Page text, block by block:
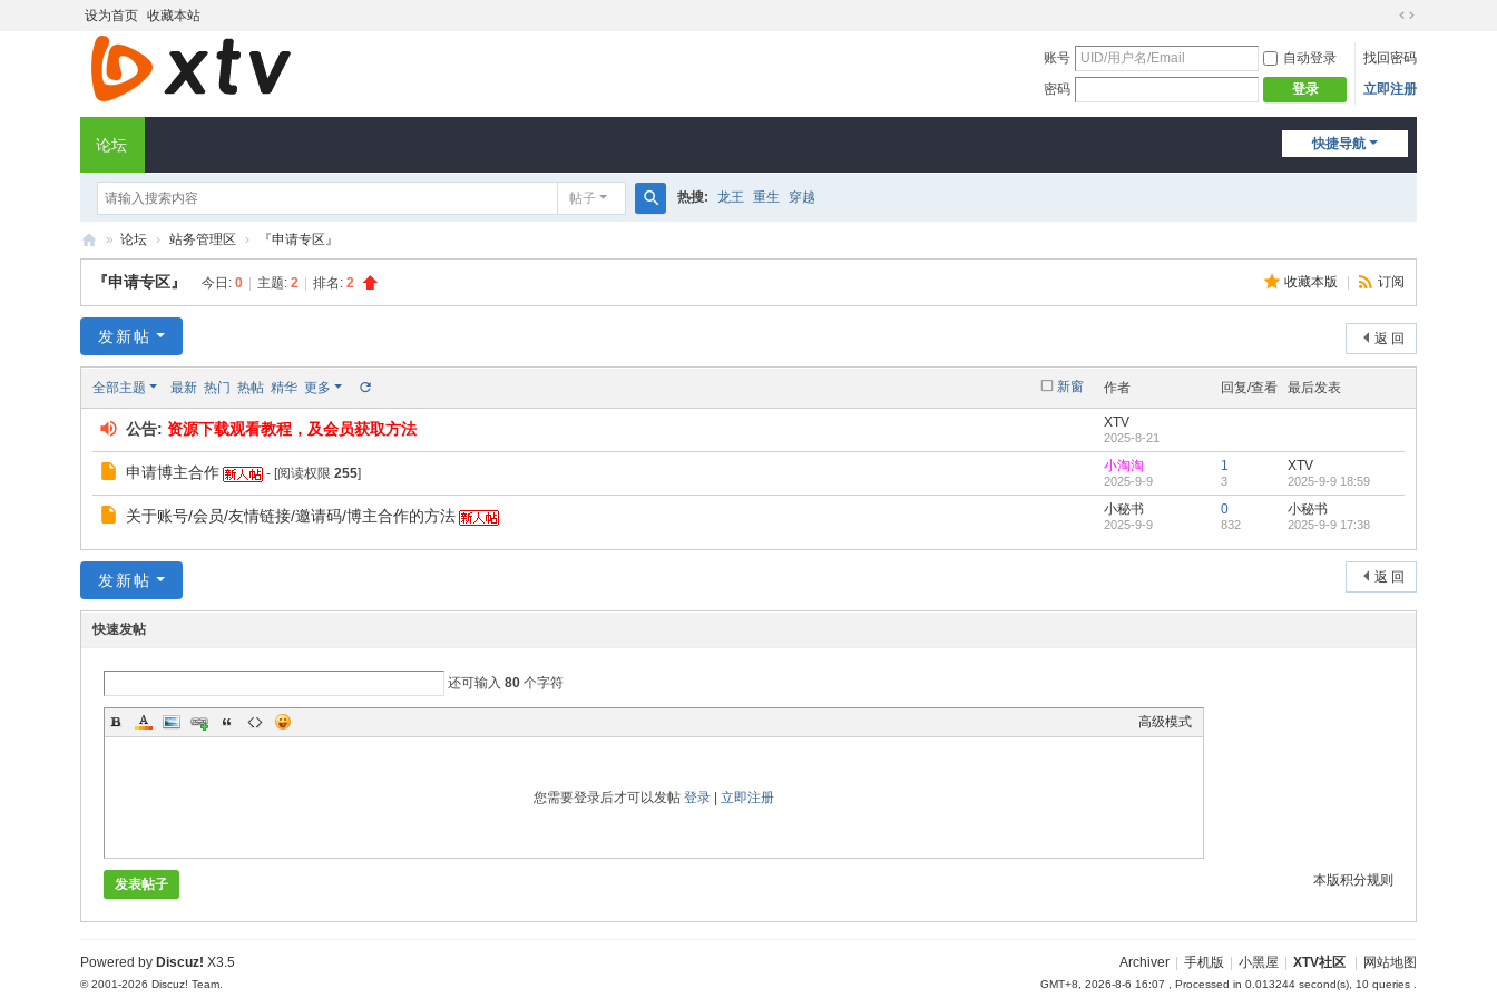
设为首页 收藏本站
换
宽
版
账号 自动登录
找回密码
密码
登录 立即注册
快捷导航
论坛
帖子
索
热搜: 龙王 重生 穿越
T
社
» 论坛 › 站务管理区 › 『申请专区』
收藏本版 订阅
『申请专区』 今日: 0 主题: 2 排名: 2
返 回
发新帖
新窗
全部主题 最新 热门 热帖 精华 更多 作者 回复/查看 最后发表
公告: 资源下载观看教程，及会员获取方法 XTV
2025-8-21
申请博主合作 - [阅读权限 255] 小淘淘
2025-9-9
1
3
XTV
2025-9-9 18:59
关于账号/会员/友情链接/邀请码/博主合作的方法 小秘书
2025-9-9
0
832
小秘书
2025-9-9 17:38
返 回
发新帖
快速发帖
还可输入 80 个字符
高级模式
您需要登录后才可以发帖 登录 立即注册
本版积分规则
发表帖子
Archiver 手机版 小黑屋 XTV社区 网站地图
GMT+8, 2026-8-6 16:07 , Processed in 0.013244 second(s), 10 queries .
Powered by Discuz! X3.5
© 2001-2026 Discuz! Team